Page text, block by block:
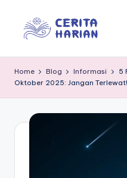
f
o
for
Home Blog Informasi
5
Oktober 2025: Jangan Terlewat!